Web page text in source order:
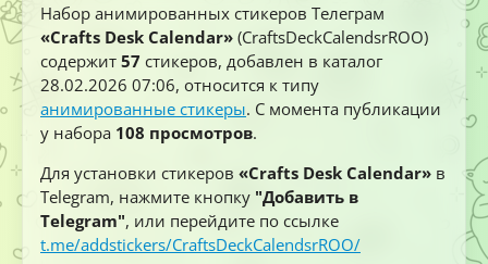
Набор анимированных стикеров Телеграм
«Crafts Desk Calendar» (CraftsDeckCalendsrROO)
содержит 57 стикеров, добавлен в каталог
28.02.2026 07:06, относится к типу
анимированные стикеры. С момента публикации
у набора 108 просмотров.
Для установки стикеров «Crafts Desk Calendar» в
Telegram, нажмите кнопку "Добавить в
Telegram", или перейдите по ссылке
t.me/addstickers/CraftsDeckCalendsrROO/